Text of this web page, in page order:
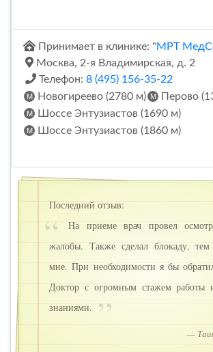
Принимает в клинике: "МРТ
Москва, 2-я Владимирская, д. 2
Телефон: 8 (495) 156-35-22
Новогиреево (2780 м)
Перово
Шоссе Энтузиастов (1690 м)
Шоссе Энтузиастов (1860 м)
Последний отзыв:
На приеме врач провел
жалобы. Также сделал блокаду,
мне. При необходимости я бы
Доктор с огромным стажем работы
знаниями.
—